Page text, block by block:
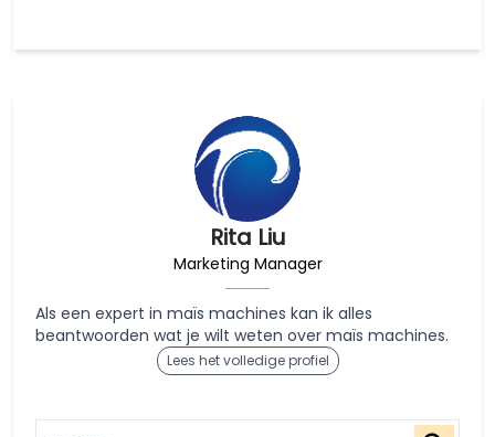
Rita Liu
Marketing Manager
Als een expert in maïs machines kan ik alles
beantwoorden wat je wilt weten over maïs machines.
Lees het volledige profiel